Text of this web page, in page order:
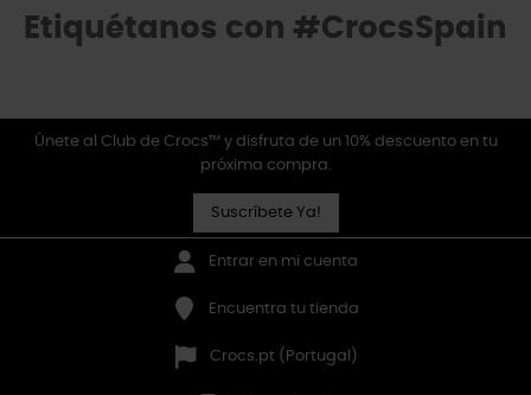
Etiquétanos con #CrocsSpain
Únete al Club de Crocs™ y disfruta de un 10% descuento en tu
próxima compra.
Suscríbete Ya!
Entrar en mi cuenta
Encuentra tu tienda
Crocs.pt (Portugal)